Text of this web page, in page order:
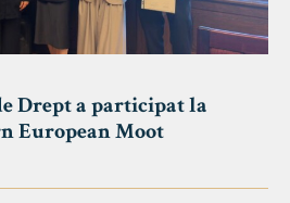
Drept a participat la
European Moot